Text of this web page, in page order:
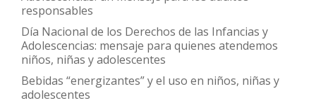
responsables
Día Nacional de los Derechos de las Infancias y
Adolescencias: mensaje para quienes atendemos
niños, niñas y adolescentes
Bebidas “energizantes” y el uso en niños, niñas y
adolescentes